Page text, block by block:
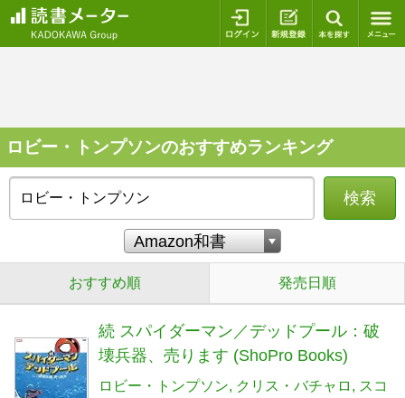
ログイン 新規登録
ロビー・トンプソンのおすすめランキング
検索
おすすめ順 発売日順
続 スパイダーマン／デッドプール：破
壊兵器、売ります (ShoPro Books)
ロビー・トンプソン クリス・バチャロ
スコ